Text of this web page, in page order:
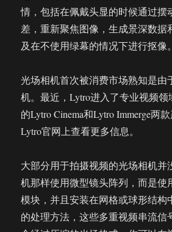
情，包括在佩戴头显的时候通过摆
差，重新聚焦图像，生成景深数据
及在不使用绿幕的情况下进行抠像。
光场相机首次被消费市场熟知是由
机。最近，Lytro进入了专业视频
的Lytro Cinema和Lytro Immerge两
Lytro官网上查看更多信息。
大部分用于拍摄视频的光场相机并
机那样使用微型镜头阵列，而是使
模块，并且安装在网格或球形结构
的处理方法，这些多重视频串流信